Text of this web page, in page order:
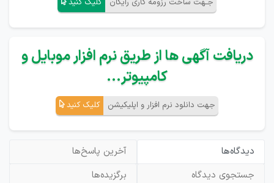
جـهت ساخت رزومه کاری رایگان کلیک کنید
دریافت آگهی ها از طریق نرم افزار موبایل و
کامپیوتر...
جهت دانلود نرم افزار و اپلیکیشن کلیک کنید
دیدگاه‌ها
آخرین پاسخ‌ها
جستجوی دیدگاه
برگزیده‌ها